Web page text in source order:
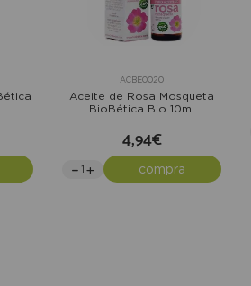
ACBE0020
Aceite de Rosa Mosqueta
BioBética Bio 10ml
4,94€
compra